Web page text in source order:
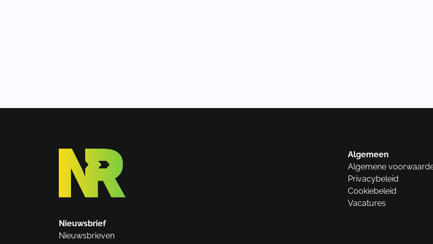
Algemeen
Algemene
Privacybeleid
Cookiebeleid
Vacatures
Nieuwsbrief
Nieuwsbrieven